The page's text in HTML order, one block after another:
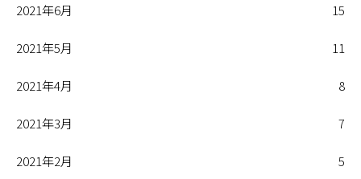
2021年6月 15
2021年5月 11
2021年4月 8
2021年3月 7
2021年2月 5